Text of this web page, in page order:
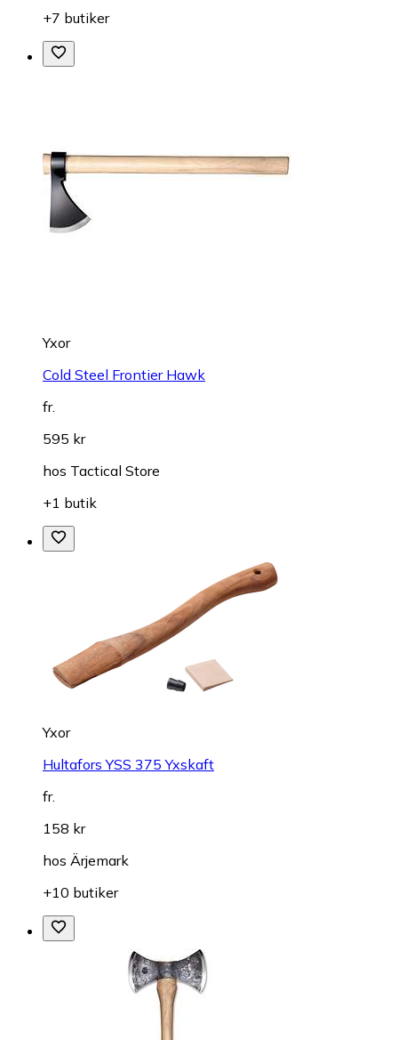
+7 butiker
Yxor
Cold Steel Frontier Hawk
fr.
595 kr
hos Tactical Store
+1 butik
Yxor
Hultafors YSS 375 Yxskaft
fr.
158 kr
hos Ärjemark
+10 butiker